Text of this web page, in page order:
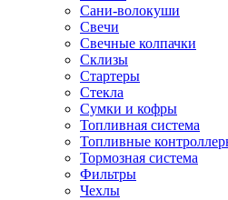
Сани-волокуши
Свечи
Свечные колпачки
Склизы
Стартеры
Стекла
Сумки и кофры
Топливная система
Топливные
Тормозная система
Фильтры
Чехлы